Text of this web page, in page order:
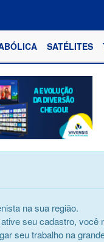
SATÉLITES
na sua região.
seu cadastro, você
seu trabalho na